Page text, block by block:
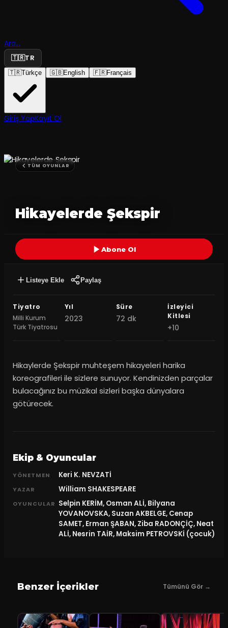
Ara...
🇹🇷TR
🇹🇷Türkçe 🇬🇧English 🇫🇷Français
Giriş YapKayıt Ol
TÜM OYUNLAR
Hikayelerde Şekspir
Abone Ol
Listeye Ekle Paylaş
Tiyatro
Milli Kurum
Türk Tiyatrosu
Yıl
2023
Süre
72 dk
İzleyici
Kitlesi
+10
Hikaylerde Şekspir muhteşem hikayeleri harika
koreografileri ile sizlere sunuyor. Kendinizden parçalar
bulacağınız bu müzikal sizleri başka dünyalara
götürecek.
Ekip & Oyuncular
YÖNETMEN Keri K. NEVZATİ
YAZAR William SHAKESPEARE
OYUNCULAR Selpin KERİM, Osman ALİ, Bilyana
YOVANOVSKA, Suzan AKBELGE, Cenap
SAMET, Erman ŞABAN, Ziba RADONÇİÇ, Neat
ALİ, Nesrin TAİR, Maksim PETROVSKİ (çocuk)
Benzer İçerikler Tümünü Gör →